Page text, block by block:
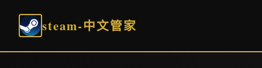
steam-中文管家